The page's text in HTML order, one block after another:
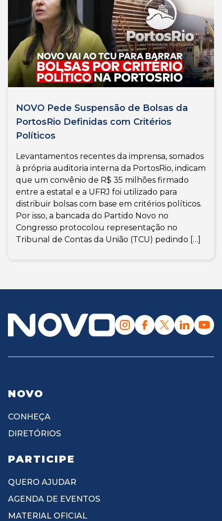
NOVO Pede Suspensão de Bolsas da
PortosRio Definidas com Critérios
Políticos
Levantamentos recentes da imprensa, somados
à própria auditoria interna da PortosRio, indicam
que um convênio de R$ 35 milhões firmado
entre a estatal e a UFRJ foi utilizado para
distribuir bolsas com base em critérios políticos.
Por isso, a bancada do Partido Novo no
Congresso protocolou representação no
Tribunal de Contas da União (TCU) pedindo […]
NOVO
CONHEÇA
DIRETÓRIOS
PARTICIPE
QUERO AJUDAR
AGENDA DE EVENTOS
MATERIAL OFICIAL